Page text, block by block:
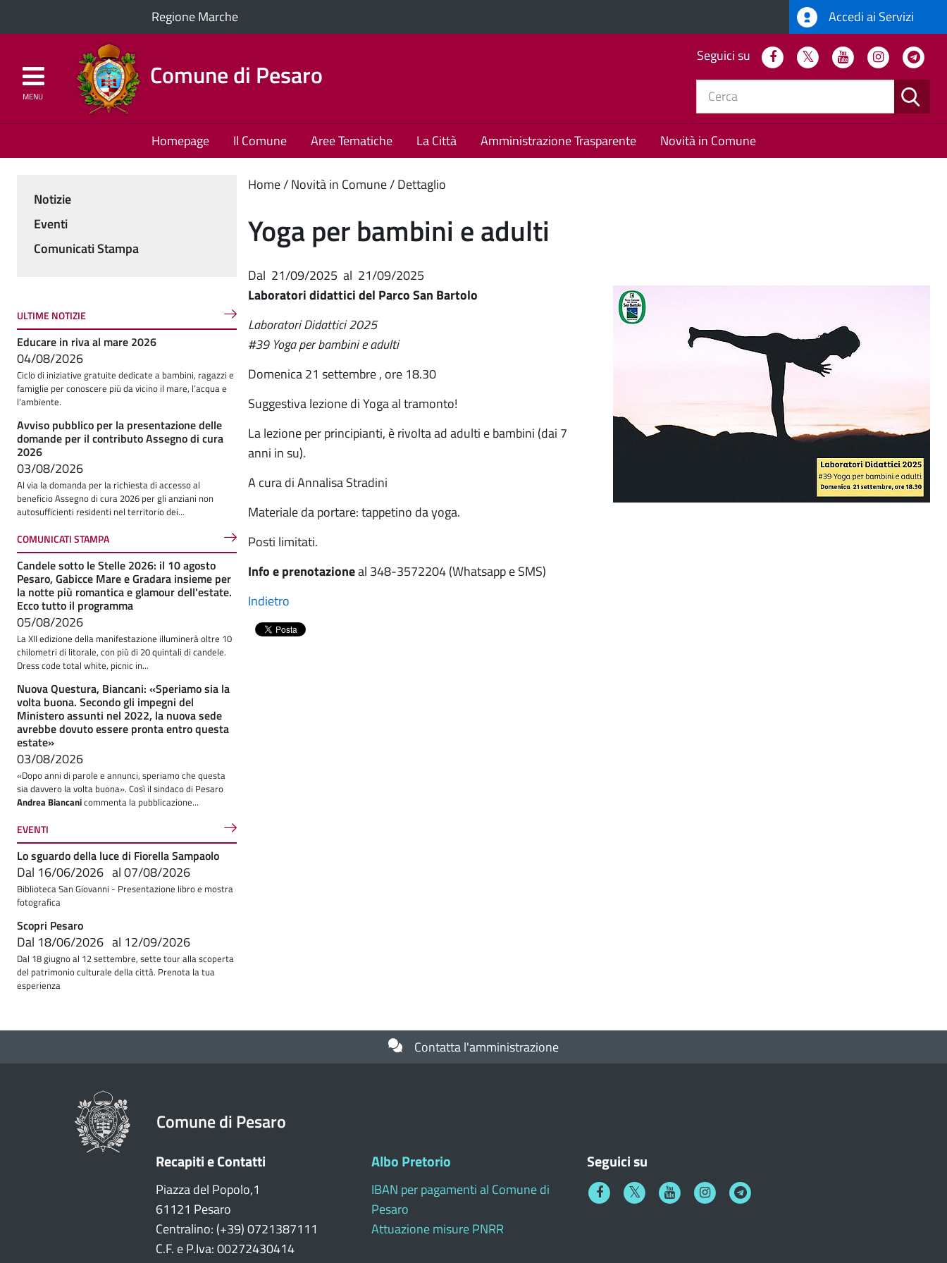
Regione Marche Accedi ai Servizi
Comune di Pesaro
Seguici su FacebookTwitter Youtube Instagram
MENU
Homepage Il Comune Aree Tematiche La Città Amministrazione Trasparente Novità in Comune
Contenuto
principale
Home Novità in Comune Dettaglio
Yoga per bambini e adulti
Dal 21/09/2025 al 21/09/2025
Laboratori didattici del Parco San Bartolo
Laboratori Didattici 2025
#39 Yoga per bambini e adulti
Domenica 21 settembre , ore 18.30
Suggestiva lezione di Yoga al tramonto!
La lezione per principianti, è rivolta ad adulti e bambini (dai 7
anni in su).
A cura di Annalisa Stradini
Materiale da portare: tappetino da yoga.
Posti limitati.
Info e prenotazioneal 348-3572204 (Whatsapp e SMS)
Indietro
Menu
Notizie
Eventi
Comunicati Stampa
ULTIME NOTIZIE
Educare in riva al mare 2026
04/08/2026
Ciclo di iniziative gratuite dedicate a bambini, ragazzi e
famiglie per conoscere più da vicino il mare, l’acqua e
l’ambiente.
Avviso pubblico per la presentazione delle
domande per il contributo Assegno di cura
2026
03/08/2026
Al via la domanda per la richiesta di accesso al
beneficio Assegno di cura 2026 per gli anziani non
autosufficienti residenti nel territorio dei...
COMUNICATI STAMPA
Candele sotto le Stelle 2026: il 10 agosto
Pesaro, Gabicce Mare e Gradara insieme per
la notte più romantica e glamour dell'estate.
Ecco tutto il programma
05/08/2026
La XII edizione della manifestazione illuminerà oltre 10
chilometri di litorale, con più di 20 quintali di candele.
Dress code total white, picnic in...
Nuova Questura, Biancani: «Speriamo sia la
volta buona. Secondo gli impegni del
Ministero assunti nel 2022, la nuova sede
avrebbe dovuto essere pronta entro questa
estate»
03/08/2026
«Dopo anni di parole e annunci, speriamo che questa
sia davvero la volta buona». Così il sindaco di Pesaro
Andrea Biancanicommenta la pubblicazione...
EVENTI
Lo sguardo della luce di Fiorella Sampaolo
Dal 16/06/2026 al07/08/2026
Biblioteca San Giovanni - Presentazione libro e mostra
fotografica
Scopri Pesaro
Dal 18/06/2026 al 12/09/2026
Dal 18 giugno al 12 settembre, sette tour alla scoperta
del patrimonio culturale della città. Prenota la tua
esperienza
Contatta l'amministrazione
Comune di Pesaro
Recapiti e Contatti
Piazza del Popolo,1
61121 Pesaro
Centralino: (+39) 0721387111
C.F. e P.Iva: 00272430414
Albo Pretorio
IBAN per pagamenti al Comune di
Pesaro
Attuazione misure PNRR
Seguici su
FacebookTwitter YoutubeInstagramTelegram